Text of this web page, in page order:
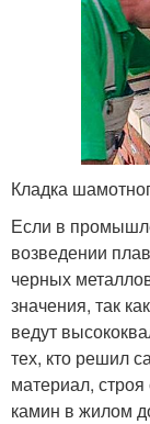
Кладка
Если в
возведении
черных
значения, так
ведут
тех, кто решил
материал,
камин в жилом